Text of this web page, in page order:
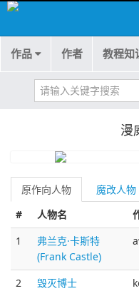
作品 作者 教程知
漫
原作向人物 魔改人物
#
人物名
1
弗兰克·卡斯特
(Frank Castle)
2
毁灭博士